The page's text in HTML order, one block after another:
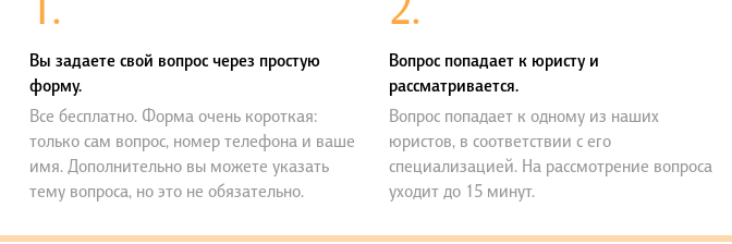
Вы задаете свой вопрос через простую
форму.
Все бесплатно. Форма очень короткая:
только сам вопрос, номер телефона и ваше
имя. Дополнительно вы можете указать
тему вопроса, но это не обязательно.
Вопрос попадает к юристу и
рассматривается.
Вопрос попадает к одному из наших
юристов, в соответствии с его
специализацией. На рассмотрение вопроса
уходит до 15 минут.